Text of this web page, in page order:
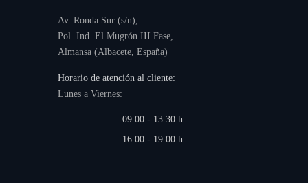
Av. Ronda Sur (s/n),
Pol. Ind. El Mugrón III Fase,
Almansa (Albacete, España)
Horario de atención al cliente:
Lunes a Viernes:
09:00 - 13:30 h.
16:00 - 19:00 h.